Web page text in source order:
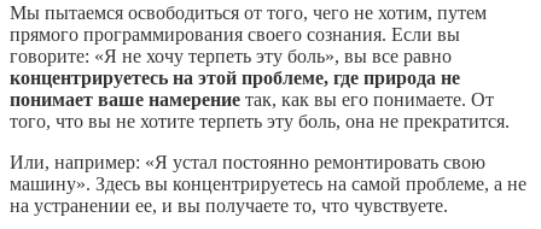
Мы пытаемся освободиться от того, чего не хотим, путем
прямого программирования своего сознания. Если вы
говорите: «Я не хочу терпеть эту боль», вы все равно
концентрируетесь на этой проблеме, где природа не
понимает ваше намерение так, как вы его понимаете. От
того, что вы не хотите терпеть эту боль, она не прекратится.
Или, например: «Я устал постоянно ремонтировать свою
машину». Здесь вы концентрируетесь на самой проблеме, а не
на устранении ее, и вы получаете то, что чувствуете.